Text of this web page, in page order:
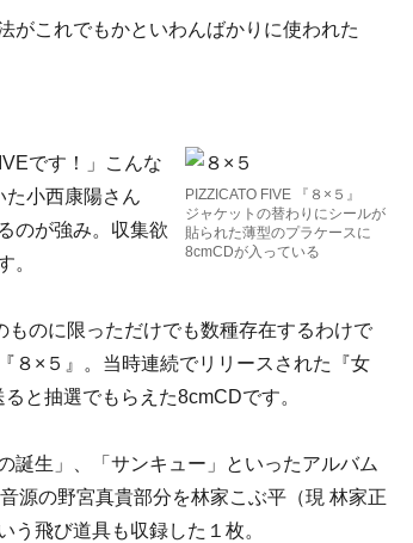
がこれでもかといわんばかりに使われた
PIZZICATO FIVE 『８×５』
ジャケットの替わりにシールが
貼られた薄型のプラケースに
8cmCDが入っている
です！」こんな
た小西康陽さん
のが強み。収集欲
。
のに限っただけでも数種存在するわけで
８×５』。当時連続でリリースされた『女
と抽選でもらえた8cmCDです。
誕生」、「サンキュー」といったアルバム
源の野宮真貴部分を林家こぶ平（現 林家正
飛び道具も収録した１枚。